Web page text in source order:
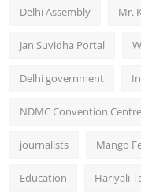
Delhi Assembly Mr.
Jan Suvidha Portal
Delhi government
NDMC Convention Centre
journalists Mango
Education Hariyali